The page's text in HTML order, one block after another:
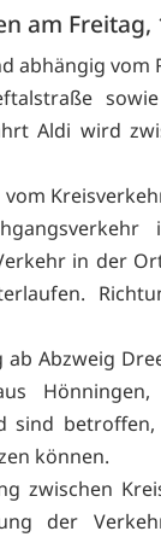
am Freitag,
abhängig vom
Aldi wird
in der
Abzweig
sind
können.
zwischen
der